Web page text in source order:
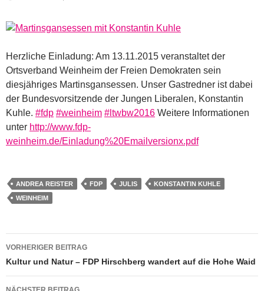
Herzliche Einladung: Am 13.11.2015 veranstaltet der
Ortsverband Weinheim der Freien Demokraten sein
diesjähriges Martinsgansessen. Unser Gastredner ist dabei
der Bundesvorsitzende der Jungen Liberalen, Konstantin
Kuhle. ‪#‎fdp‬ ‪#‎weinheim‬ ‪#‎ ltwbw2016‬ Weitere Informationen
unter http://www.fdp-
weinheim.de/Einladung%20Emailversionx.pdf
ANDREA REISTER FDP JULIS
KONSTANTIN KUHLE
WEINHEIM
Beitragsnavigation
VORHERIGER BEITRAG
Kultur und Natur – FDP Hirschberg wandert auf die Hohe Waid